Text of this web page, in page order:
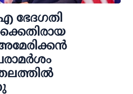
തലത്തിൽ